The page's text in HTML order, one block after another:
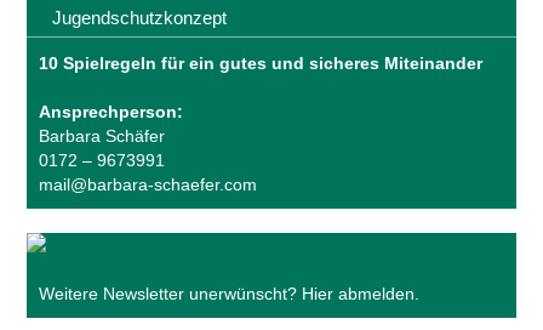
Jugendschutzkonzept
10 Spielregeln für ein gutes und sicheres Miteinander
Ansprechperson:
Barbara Schäfer
0172 – 9673991
mail@barbara-schaefer.com
Weitere Newsletter unerwünscht? Hier abmelden.